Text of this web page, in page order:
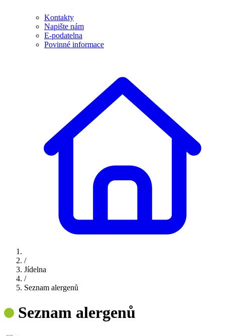
Kontakty
Napište nám
E-podatelna
Povinné informace
/
Jídelna
/
Seznam alergenů
Seznam alergenů